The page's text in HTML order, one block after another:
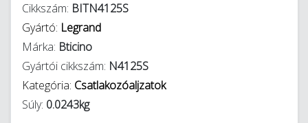
Cikkszám: BITN4125S
Gyártó: Legrand
Márka: Bticino
Gyártói cikkszám: N4125S
Kategória: Csatlakozóaljzatok
Súly: 0.0243kg